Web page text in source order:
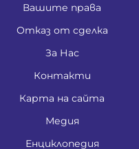
Вашите права
Отказ от сделка
За Нас
Контакти
Карта на сайта
Медия
Енциклопедия